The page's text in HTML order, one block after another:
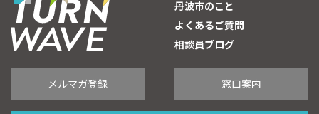
丹波市のこと
よくあるご質問
相談員ブログ
メルマガ登録 窓口案内